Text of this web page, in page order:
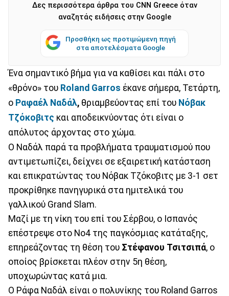
Δες περισσότερα άρθρα του CNN Greece όταν
αναζητάς ειδήσεις στην Google
Προσθήκη ως προτιμώμενη πηγή
στα αποτελέσματα Google
Ένα σημαντικό βήμα για να καθίσει και πάλι στο
«θρόνο» του Roland Garros έκανε σήμερα, Τετάρτη,
ο Ραφαέλ Ναδάλ, θριαμβεύοντας επί του Νόβακ
Τζόκοβιτς και αποδεικνύοντας ότι είναι ο
απόλυτος άρχοντας στο χώμα.
Ο Ναδάλ παρά τα προβλήματα τραυματισμού που
αντιμετωπίζει, δείχνει σε εξαιρετική κατάσταση
και επικρατώντας του Νόβακ Τζόκοβιτς με 3-1 σετ
προκρίθηκε πανηγυρικά στα ημιτελικά του
γαλλικού Grand Slam.
Μαζί με τη νίκη του επί του Σέρβου, ο Ισπανός
επέστρεψε στο Νο4 της παγκόσμιας κατάταξης,
επηρεάζοντας τη θέση του Στέφανου Τσιτσιπά, ο
οποίος βρίσκεται πλέον στην 5η θέση,
υποχωρώντας κατά μια.
Ο Ράφα Ναδάλ είναι ο πολυνίκης του Roland Garros